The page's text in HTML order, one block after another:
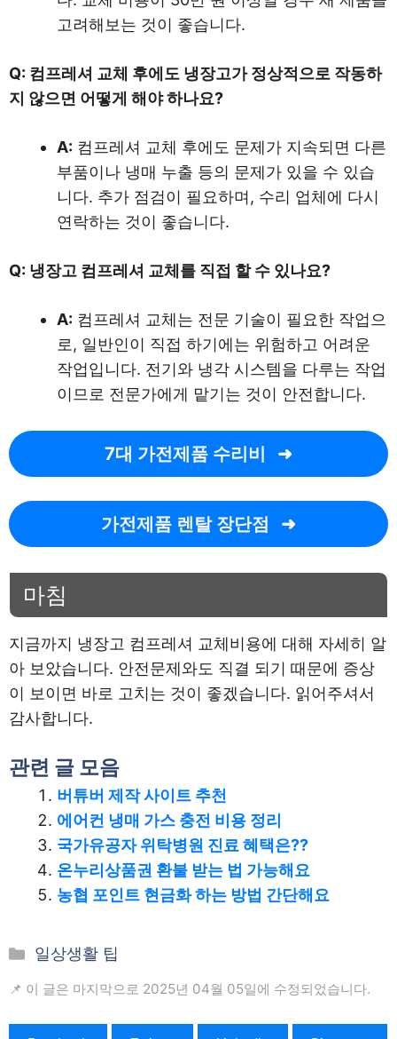
고려해보는 것이 좋습니다.
Q: 컴프레셔 교체 후에도 냉장고가 정상적으로 작동하
지 않으면 어떻게 해야 하나요?
A: 컴프레셔 교체 후에도 문제가 지속되면 다른
부품이나 냉매 누출 등의 문제가 있을 수 있습
니다. 추가 점검이 필요하며, 수리 업체에 다시
연락하는 것이 좋습니다.
Q: 냉장고 컴프레셔 교체를 직접 할 수 있나요?
A: 컴프레셔 교체는 전문 기술이 필요한 작업으
로, 일반인이 직접 하기에는 위험하고 어려운
작업입니다. 전기와 냉각 시스템을 다루는 작업
이므로 전문가에게 맡기는 것이 안전합니다.
7대 가전제품 수리비
가전제품 렌탈 장단점
마침
지금까지 냉장고 컴프레셔 교체비용에 대해 자세히 알
아 보았습니다. 안전문제와도 직결 되기 때문에 증상
이 보이면 바로 고치는 것이 좋겠습니다. 읽어주셔서
감사합니다.
관련 글 모음
버튜버 제작 사이트 추천
에어컨 냉매 가스 충전 비용 정리
국가유공자 위탁병원 진료 혜택은??
온누리상품권 환불 받는 법 가능해요
농협 포인트 현금화 하는 방법 간단해요
카
고
리
일상생활 팁
📌 이 글은 마지막으로 2025년 04월 05일에 수정되었습니다.